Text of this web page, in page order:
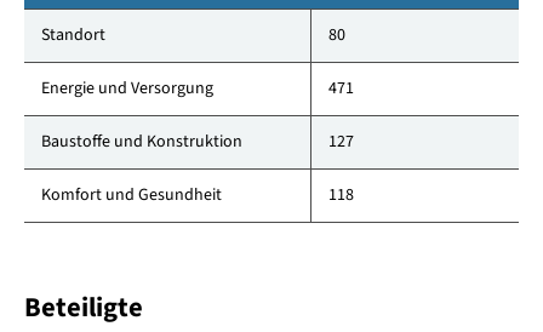
Standort 80
Energie und Versorgung 471
Baustoffe und Konstruktion 127
Komfort und Gesundheit 118
Beteiligte